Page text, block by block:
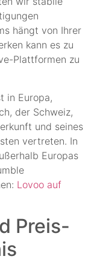
hängt von Ihrer
kann es zu
Plattformen zu
in Europa,
der Schweiz,
und seines
vertreten. In
Europas
Lovoo auf
Preis-